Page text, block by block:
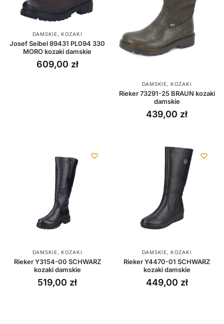
DAMSKIE, KOZAKI
Josef Seibel 89431 PL094 330
MORO kozaki damskie
609,00 zł
DAMSKIE, KOZAKI
Rieker 73291-25 BRAUN kozaki
damskie
439,00 zł
DAMSKIE, KOZAKI
Rieker Y3154-00 SCHWARZ
kozaki damskie
519,00 zł
DAMSKIE, KOZAKI
Rieker Y4470-01 SCHWARZ
kozaki damskie
449,00 zł